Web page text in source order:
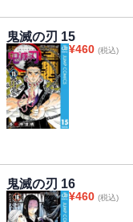
鬼滅の刃 15
¥460 (税込)
鬼滅の刃 16
¥460 (税込)